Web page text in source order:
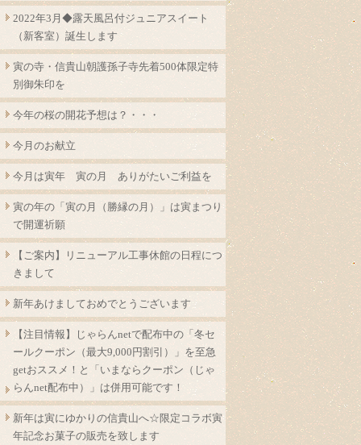
2022年3月◆露天風呂付ジュニアスイート
（新客室）誕生します
寅の寺・信貴山朝護孫子寺先着500体限定特
別御朱印を
今年の桜の開花予想は？・・・
今月のお献立
今月は寅年 寅の月 ありがたいご利益を
寅の年の「寅の月（勝縁の月）」は寅まつり
で開運祈願
【ご案内】リニューアル工事休館の日程につ
きまして
新年あけましておめでとうございます
【注目情報】じゃらんnetで配布中の「冬セ
ールクーポン（最大9,000円割引）」を至急
getおススメ！と「いまならクーポン（じゃ
らんnet配布中）」は併用可能です！
新年は寅にゆかりの信貴山へ☆限定コラボ寅
年記念お菓子の販売を致します